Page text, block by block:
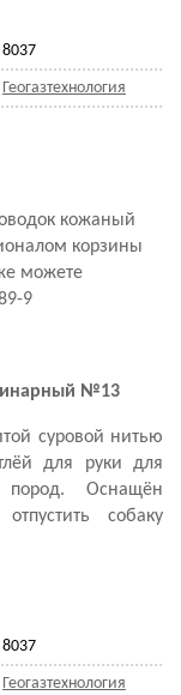
8037
Геогазтехнология
кожаный
корзины
можете
9
№13
суровой нитью
для руки для
Оснащён
собаку
8037
Геогазтехнология